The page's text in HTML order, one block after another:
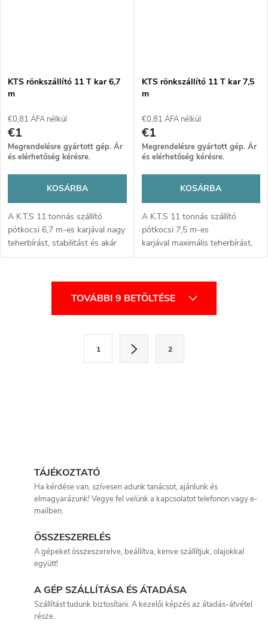
KTS rönkszállító 11 T kar 6,7
m
€0,81 ÁFA nélkül
€1
Megrendelésre gyártott gép. Ár
és elérhetőség kérésre.
KOSÁRBA
A K.T.S 11 tonnás szállító
pótkocsi 6,7 m-es karjával nagy
teherbírást, stabilitást és akár
370°-os forgathatóságot kínál.
faanyagmozgatáshoz, növeli a
hatékonyságot és
KTS rönkszállító 11 T kar 7,5
m
€0,81 ÁFA nélkül
€1
Megrendelésre gyártott gép. Ár
és elérhetőség kérésre.
KOSÁRBA
A K.T.S 11 tonnás szállító
pótkocsi 7,5 m-es
karjával maximális teherbírást,
stabilitást és akár 370°-os
nehéz faanyagmozgatáshoz,
növeli a hatékonyságot és
TOVÁBBI 9 BETÖLTÉSE
1 2
TÁJÉKOZTATÓ
Ha kérdése van, szívesen adunk tanácsot, ajánlunk és
elmagyarázunk! Vegye fel velünk a kapcsolatot telefonon vagy e-
mailben.
ÖSSZESZERELÉS
A gépeket összeszerelve, beállítva, kenve szállítjuk, olajokkal
együtt!
A GÉP SZÁLLÍTÁSA ÉS ÁTADÁSA
Szállítást tudunk biztosítani. A kezelői képzés az átadás-átvétel
része.